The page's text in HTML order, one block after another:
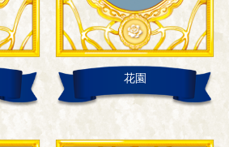
花園